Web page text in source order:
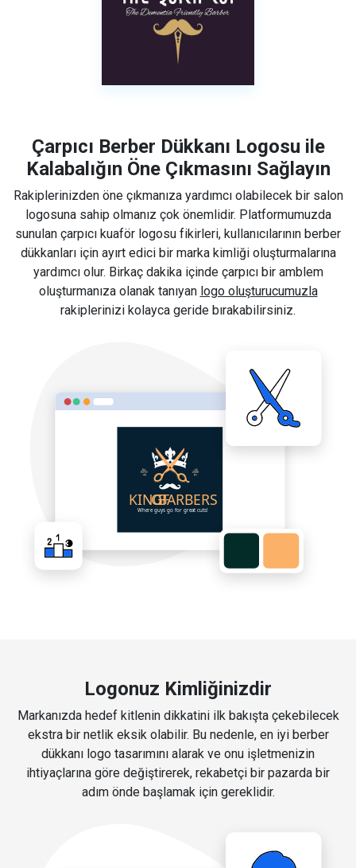
Çarpıcı Berber Dükkanı Logosu ile
Kalabalığın Öne Çıkmasını Sağlayın
Rakiplerinizden öne çıkmanıza yardımcı olabilecek bir salon
logosuna sahip olmanız çok önemlidir. Platformumuzda
sunulan çarpıcı kuaför logosu fikirleri, kullanıcılarının berber
dükkanları için ayırt edici bir marka kimliği oluşturmalarına
yardımcı olur. Birkaç dakika içinde çarpıcı bir amblem
oluşturmanıza olanak tanıyan logo oluşturucumuzla
rakiplerinizi kolayca geride bırakabilirsiniz.
Logonuz Kimliğinizdir
Markanızda hedef kitlenin dikkatini ilk bakışta çekebilecek
ekstra bir netlik eksik olabilir. Bu nedenle, en iyi berber
dükkanı logo tasarımını alarak ve onu işletmenizin
ihtiyaçlarına göre değiştirerek, rekabetçi bir pazarda bir
adım önde başlamak için gereklidir.